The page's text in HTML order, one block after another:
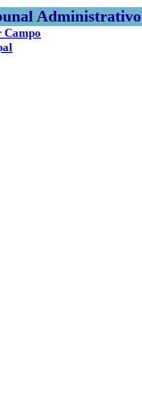
Administrativo
Campo